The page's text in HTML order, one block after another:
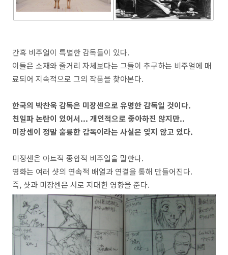
간혹 비주얼이 특별한 감독들이 있다.
이들은 소재와 줄거리 자체보다는 그들이 추구하는 비주얼에 매
료되어 지속적으로 그의 작품을 찾아본다.
한국의 박찬욱 감독은 미장센으로 유명한 감독일 것이다.
친일파 논란이 있어서... 개인적으로 좋아하진 않지만..
미장센이 정말 훌륭한 감독이라는 사실은 잊지 않고 있다.
미장센은 아트적 종합적 비주얼을 말한다.
영화는 여러 샷의 연속적 배열과 연결을 통해 만들어진다.
즉,샷과 미장센은 서로 지대한 영향을 준다.